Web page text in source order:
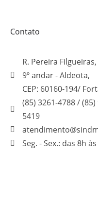
Contato
R. Pereira Filgueiras,
9º andar - Aldeota,
CEP: 60160-194/
(85) 3261-4788 / (85)
5419
Seg. - Sex.: das 8h